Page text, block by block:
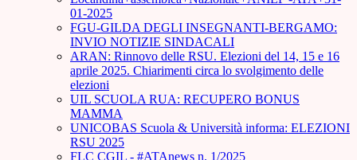
01-2025
FGU-GILDA DEGLI INSEGNANTI-BERGAMO:
INVIO NOTIZIE SINDACALI
ARAN: Rinnovo delle RSU. Elezioni del 14, 15 e 16
aprile 2025. Chiarimenti circa lo svolgimento delle
elezioni
UIL SCUOLA RUA: RECUPERO BONUS
MAMMA
UNICOBAS Scuola & Università informa: ELEZIONI
RSU 2025
FLC CGIL - #ATAnews n. 1/2025